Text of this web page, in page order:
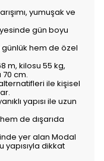
yumuşak ve
gün boyu
günlük hem de özel
m, kilosu 55 kg,
cm.
ile kişisel
yapısı ile uzun
de dışarıda
yer alan Modal
yapısıyla dikkat